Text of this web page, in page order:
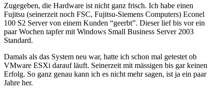
Zugegeben, die Hardware ist nicht ganz frisch. Ich habe einen
Fujitsu (seinerzeit noch FSC, Fujitsu-Siemens Computers) Econel
100 S2 Server von einem Kunden “geerbt”. Dieser lief bis vor ein
paar Wochen tapfer mit Windows Small Business Server 2003
Standard.
Damals als das System neu war, hatte ich schon mal getestet ob
VMware ESXi darauf läuft. Seinerzeit mit mässigen bis gar keinen
Erfolg. So ganz genau kann ich es nicht mehr sagen, ist ja ein paar
Jahre her.